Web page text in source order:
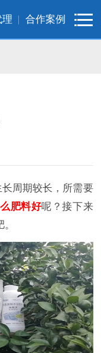
合作案例
长周期较长，所需要
肥料好呢？接下来
。